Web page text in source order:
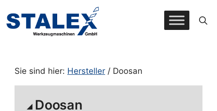
Inhalt
springen
Sie sind hier: Hersteller / Doosan
Doosan